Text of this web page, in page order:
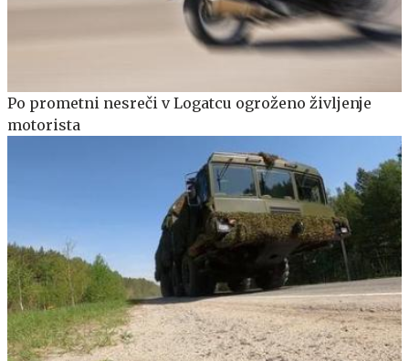
Po prometni nesreči v Logatcu ogroženo življenje
motorista